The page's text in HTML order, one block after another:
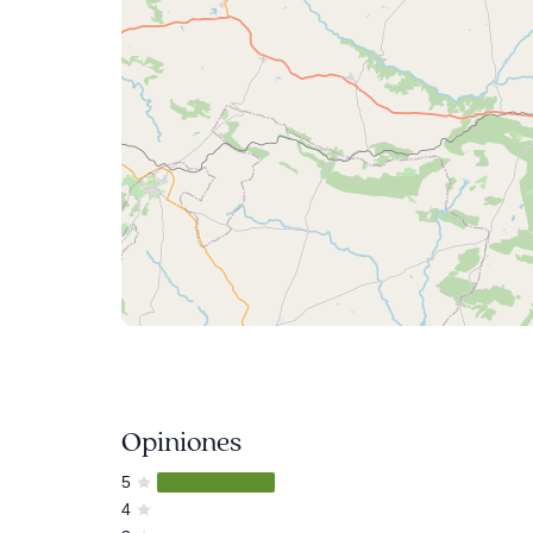
Opiniones
5
4